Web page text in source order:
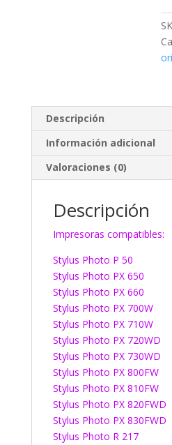
Descripción
Información adicional
Valoraciones (0)
Descripción
Impresoras compatibles:
Stylus Photo P 50
Stylus Photo PX 650
Stylus Photo PX 660
Stylus Photo PX 700W
Stylus Photo PX 710W
Stylus Photo PX 720WD
Stylus Photo PX 730WD
Stylus Photo PX 800FW
Stylus Photo PX 810FW
Stylus Photo PX 820FWD
Stylus Photo PX 830FWD
Stylus Photo R 217